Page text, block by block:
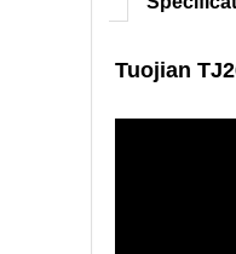
Tuojian